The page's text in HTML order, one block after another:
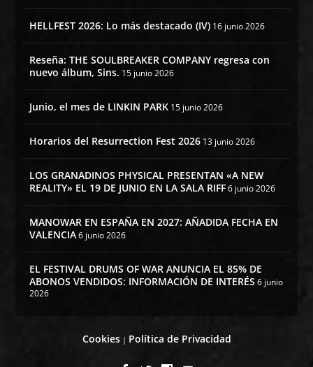
HELLFEST 2026: Lo más destacado (IV) 16 junio 2026
Reseña: THE SOULBREAKER COMPANY regresa con
nuevo álbum, Sins. 15 junio 2026
Junio, el mes de LINKIN PARK 15 junio 2026
Horarios del Resurrection Fest 2026 13 junio 2026
LOS GRANADINOS PHYSICAL PRESENTAN «A NEW
REALITY» EL 19 DE JUNIO EN LA SALA RIFF 6 junio 2026
MANOWAR EN ESPAÑA EN 2027: AÑADIDA FECHA EN
VALENCIA 6 junio 2026
EL FESTIVAL DRUMS OF WAR ANUNCIA EL 85% DE
ABONOS VENDIDOS: INFORMACIÓN DE INTERÉS 6 junio
2026
Cookies| Política de Privacidad